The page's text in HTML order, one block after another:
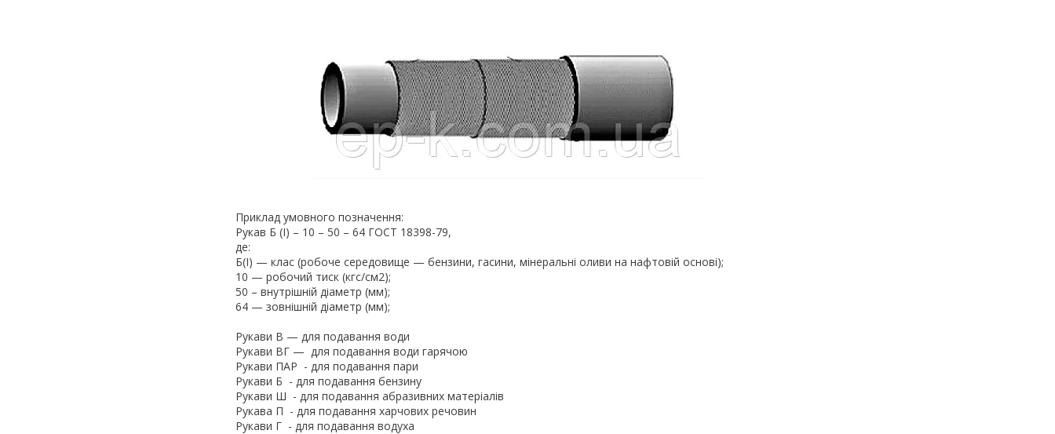
Приклад умовного позначення:
Рукав Б (I) – 10 – 50 – 64 ГОСТ 18398-79,
де:
Б(I) — клас (робоче середовище — бензини, гасини, мінеральні оливи на нафтовій основі);
10 — робочий тиск (кгс/см2);
50 – внутрішній діаметр (мм);
64 — зовнішній діаметр (мм);
Рукави В — для подавання води
Рукави ВГ — для подавання води гарячою
Рукави ПАР - для подавання пари
Рукави Б - для подавання бензину
Рукави Ш - для подавання абразивних матеріалів
Рукава П - для подавання харчових речовин
Рукави Г - для подавання водуха